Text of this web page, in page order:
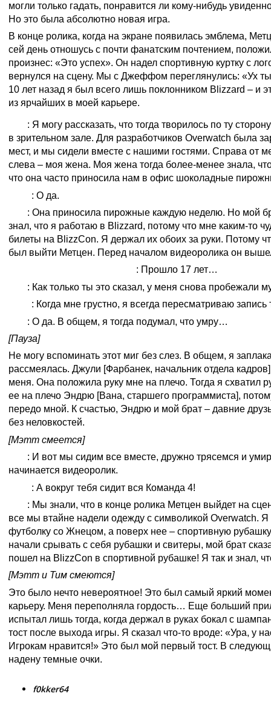
могли только гадать, понравится ли кому-нибудь
Но это была абсолютно новая игра.
В конце ролика, когда на экране появилась эмблема,
сей день отношусь с почти фанатским почтением,
произнес: «Это успех». Он надел спортивную куртку с
вернулся на сцену. Мы с Джеффом переглянулись: «Ух
10 лет назад я был всего лишь поклонником Blizzard – и
из ярчайших в моей карьере.
: Я могу рассказать, что тогда творилось по ту
в зрительном зале. Для разработчиков Overwatch была
мест, и мы сидели вместе с нашими гостями. Справа от
слева – моя жена. Моя жена тогда более-менее знала, что
что она часто приносила нам в офис шоколадные
: О да.
: Она приносила пирожные каждую неделю. Но мой
знал, что я работаю в Blizzard, потому что мне каким-то
билеты на BlizzCon. Я держал их обоих за руки. Потому
был выйти Метцен. Перед началом видеоролика он
: Прошло 17 лет…
: Как только ты это сказал, у меня снова пробежали
: Когда мне грустно, я всегда пересматриваю запись
: О да. В общем, я тогда подумал, что умру…
[Пауза]
Не могу вспоминать этот миг без слез. В общем, я
рассмеялась. Джули [Фарбанек, начальник отдела
меня. Она положила руку мне на плечо. Тогда я схватил
ее на плечо Эндрю [Вана, старшего программиста],
передо мной. К счастью, Эндрю и мой брат – давние
без неловкостей.
[Мэтт смеется]
: И вот мы сидим все вместе, дружно трясемся и
начинается видеоролик.
: А вокруг тебя сидит вся Команда 4!
: Мы знали, что в конце ролика Метцен выйдет на
все мы втайне надели одежду с символикой Overwatch. Я
футболку со Жнецом, а поверх нее – спортивную
начали срывать с себя рубашки и свитеры, мой брат
пошел на BlizzCon в спортивной рубашке! Я так и знал,
[Мэтт и Тим смеются]
Это было нечто невероятное! Это был самый яркий
карьеру. Меня переполняла гордость… Еще больший
испытал лишь тогда, когда держал в руках бокал с
тост после выхода игры. Я сказал что-то вроде: «Ура, у
Игрокам нравится!» Это был мой первый тост. В
надену темные очки.
f0kker64